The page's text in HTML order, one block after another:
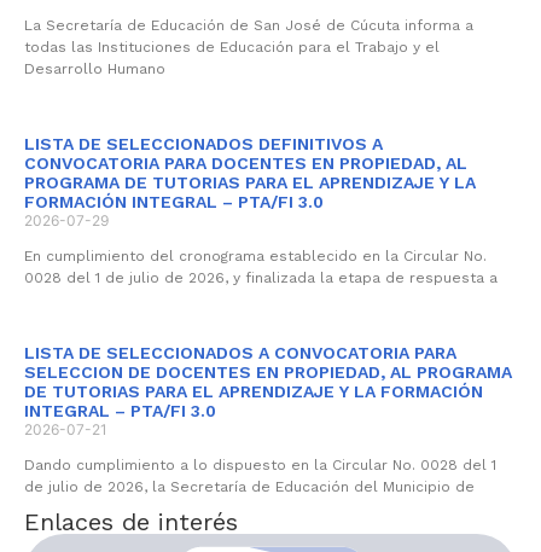
La Secretaría de Educación de San José de Cúcuta informa a
todas las Instituciones de Educación para el Trabajo y el
Desarrollo Humano
LISTA DE SELECCIONADOS DEFINITIVOS A
CONVOCATORIA PARA DOCENTES EN PROPIEDAD, AL
PROGRAMA DE TUTORIAS PARA EL APRENDIZAJE Y LA
FORMACIÓN INTEGRAL – PTA/FI 3.0
2026-07-29
En cumplimiento del cronograma establecido en la Circular No.
0028 del 1 de julio de 2026, y finalizada la etapa de respuesta a
LISTA DE SELECCIONADOS A CONVOCATORIA PARA
SELECCION DE DOCENTES EN PROPIEDAD, AL PROGRAMA
DE TUTORIAS PARA EL APRENDIZAJE Y LA FORMACIÓN
INTEGRAL – PTA/FI 3.0
2026-07-21
Dando cumplimiento a lo dispuesto en la Circular No. 0028 del 1
de julio de 2026, la Secretaría de Educación del Municipio de
Enlaces de interés